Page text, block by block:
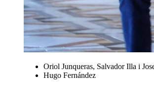
Oriol Junqueras, Salvador Illa i
Hugo Fernández